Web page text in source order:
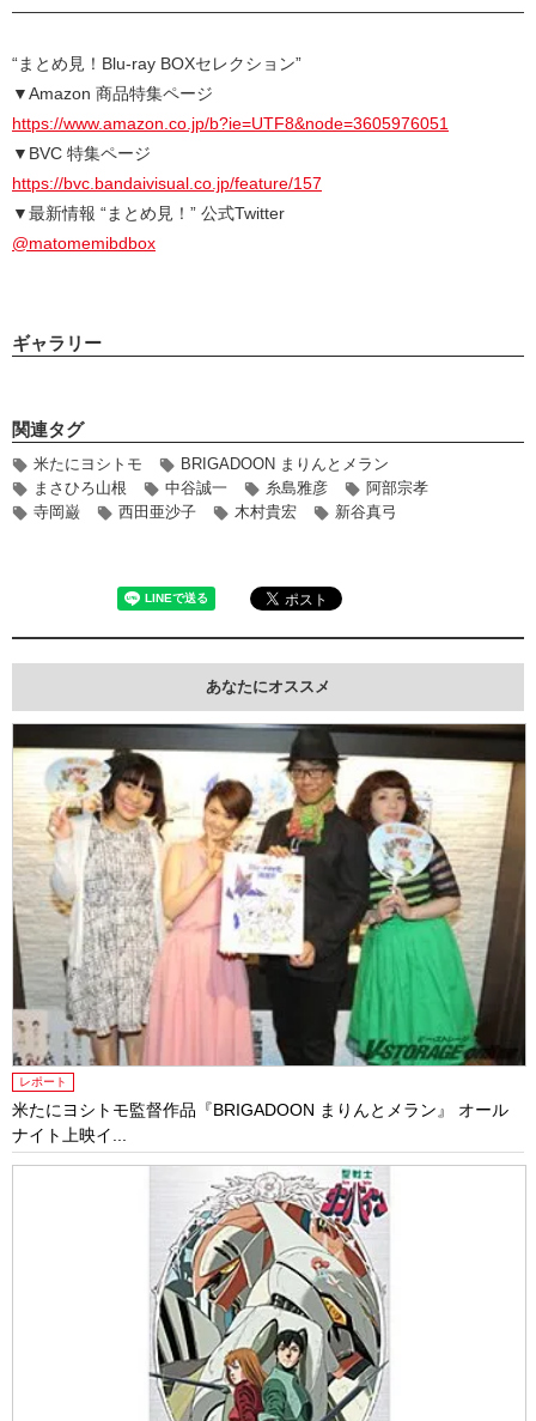
“まとめ見！Blu-ray BOXセレクション”
▼Amazon 商品特集ページ
https://www.amazon.co.jp/b?ie=UTF8&node=3605976051
▼BVC 特集ページ
https://bvc.bandaivisual.co.jp/feature/157
▼最新情報 “まとめ見！” 公式Twitter
@matomemibdbox
ギャラリー
関連タグ
米たにヨシトモ
BRIGADOON まりんとメラン
まさひろ山根
中谷誠一 糸島雅彦
阿部宗孝
寺岡巌
西田亜沙子 木村貴宏 新谷真弓
あなたにオススメ
レポート
米たにヨシトモ監督作品『BRIGADOON まりんとメラン』 オール
ナイト上映イ...